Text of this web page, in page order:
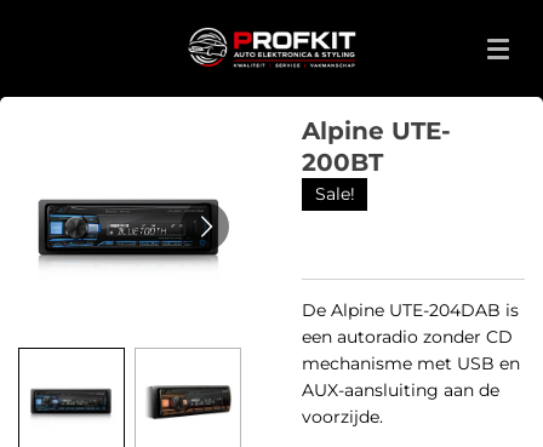
Alpine UTE-
200BT
Sale!
De Alpine UTE-204DAB is
een autoradio zonder CD
mechanisme met USB en
AUX-aansluiting aan de
voorzijde.